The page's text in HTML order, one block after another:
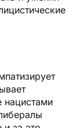
нацистами